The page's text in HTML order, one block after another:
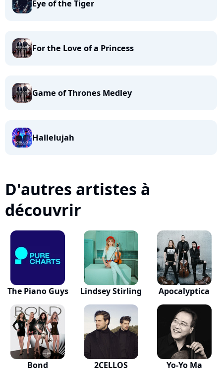
Eye of the Tiger
For the Love of a Princess
Game of Thrones Medley
Hallelujah
D'autres artistes à
découvrir
The Piano Guys Lindsey Stirling Apocalyptica
Bond 2CELLOS Yo-Yo Ma